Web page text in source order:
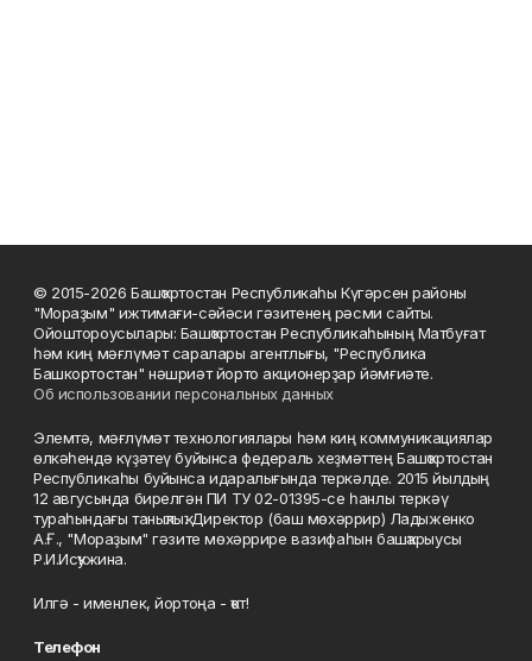
© 2015-2026 Башҡортостан Республикаһы Күгәрсен районы
"Мораҙым" ижтимағи-сәйәси гәзитенең рәсми сайты.
Ойоштороусылары: Башҡортостан Республикаһының Матбуғат
һәм киң мәғлүмәт саралары агентлығы, "Республика
Башкортостан" нәшриәт йорто акционерҙар йәмғиәте.
Об использовании персональных данных
Элемтә, мәғлүмәт технологиялары һәм киң коммуникациялар
өлкәһендә күҙәтеү буйынса федераль хеҙмәттең Башҡортостан
Республикаһы буйынса идаралығында теркәлде. 2015 йылдың
12 авгусында бирелгән ПИ ТУ 02-01395-се һанлы теркәү
тураһындағы таныҡлыҡ. Директор (баш мөхәррир) Ладыженко
А.Ғ., "Мораҙым" гәзите мөхәррире вазифаһын башҡарыусы
Р.И.Исҡужина.
Илгә - именлек, йортоңа - ҡот!
Телефон